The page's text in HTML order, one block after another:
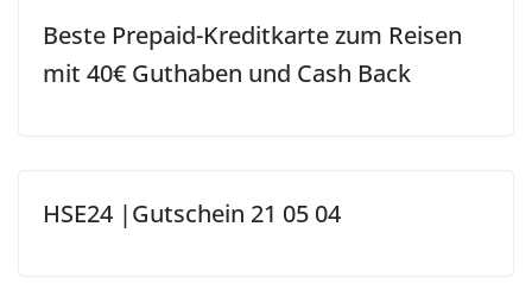
Beste Prepaid-Kreditkarte zum Reisen
mit 40€ Guthaben und Cash Back
HSE24 |Gutschein 21 05 04